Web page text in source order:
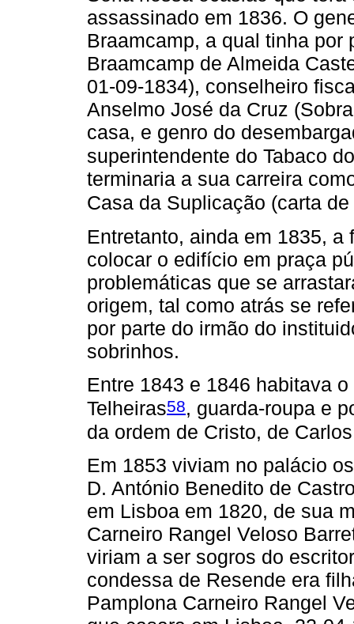
assassinado em 1836. O
Braamcamp, a qual tinha por
Braamcamp de Almeida
01-09-1834), conselheiro
Anselmo José da Cruz
casa, e genro do
superintendente do Tabaco
terminaria a sua carreira
Casa da Suplicação (carta
Entretanto, ainda em 1835,
colocar o edifício em praça
problemáticas que se
origem, tal como atrás se
por parte do irmão do
sobrinhos.
Entre 1843 e 1846 habitava
Telheiras58, guarda-roupa e
da ordem de Cristo, de
Em 1853 viviam no palácio
D. António Benedito de
em Lisboa em 1820, de sua
Carneiro Rangel Veloso
viriam a ser sogros do
condessa de Resende era
Pamplona Carneiro Rangel